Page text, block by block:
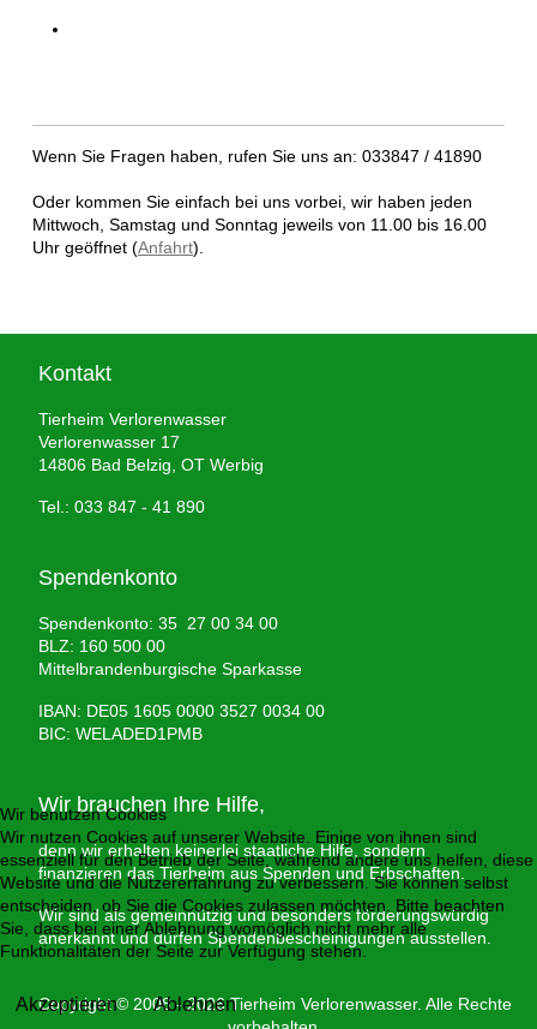
Wenn Sie Fragen haben, rufen Sie uns an: 033847 / 41890
Oder kommen Sie einfach bei uns vorbei, wir haben jeden
Mittwoch, Samstag und Sonntag jeweils von 11.00 bis 16.00
Uhr geöffnet (Anfahrt).
Kontakt
Tierheim Verlorenwasser
Verlorenwasser 17
14806 Bad Belzig, OT Werbig
Tel.: 033 847 - 41 890
Spendenkonto
Spendenkonto: 35 27 00 34 00
BLZ: 160 500 00
Mittelbrandenburgische Sparkasse
IBAN: DE05 1605 0000 3527 0034 00
BIC: WELADED1PMB
Wir brauchen Ihre Hilfe,
denn wir erhalten keinerlei staatliche Hilfe, sondern
finanzieren das Tierheim aus Spenden und Erbschaften.
Wir sind als gemeinnützig und besonders förderungswürdig
anerkannt und dürfen Spendenbescheinigungen ausstellen.
Copyright © 2008 - 2026 Tierheim Verlorenwasser. Alle Rechte
Wir benutzen Cookies
Wir nutzen Cookies auf unserer Website. Einige von ihnen sind
essenziell für den Betrieb der Seite, während andere uns helfen, diese
Website und die Nutzererfahrung zu verbessern. Sie können selbst
entscheiden, ob Sie die Cookies zulassen möchten. Bitte beachten
Sie, dass bei einer Ablehnung womöglich nicht mehr alle
Funktionalitäten der Seite zur Verfügung stehen.
Akzeptieren Ablehnen